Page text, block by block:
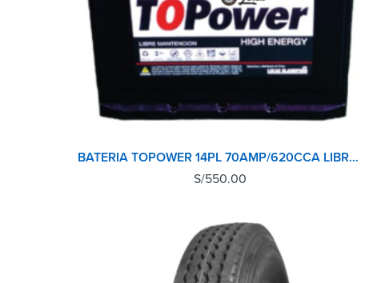
BATERIA TOPOWER 14PL 70AMP/620CCA LIBRE MANTENIMIENTO MADE IN KOREA
S/550.00